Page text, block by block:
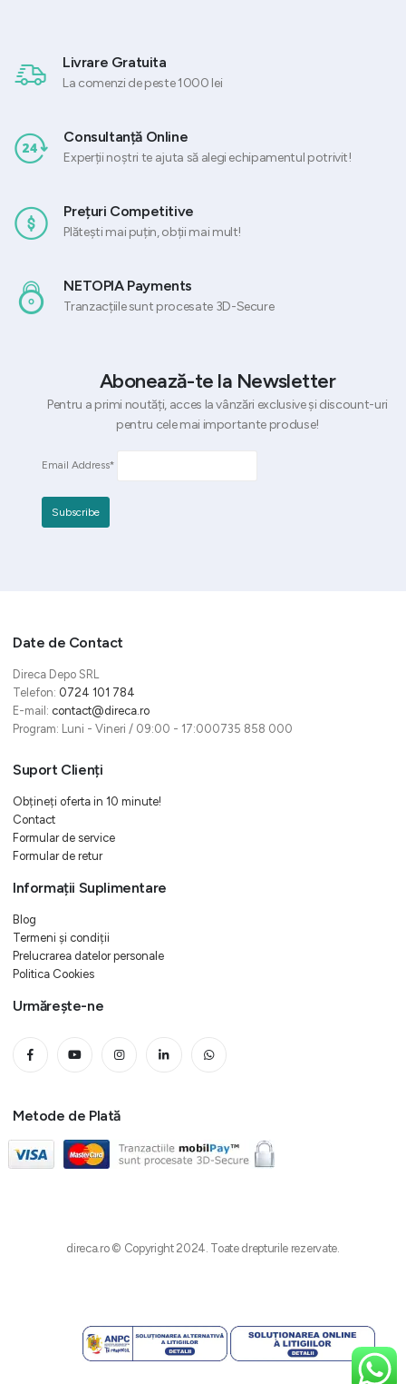
Livrare Gratuita
La comenzi de peste 1000 lei
Consultanță Online
Experții noștri te ajuta să alegi echipamentul potrivit!
Prețuri Competitive
Plătești mai puțin, obții mai mult!
NETOPIA Payments
Tranzacțiile sunt procesate 3D-Secure
Abonează-te la Newsletter
Pentru a primi noutăți, acces la vânzări exclusive și discount-uri
pentru cele mai importante produse!
Email Address*
Date de Contact
Direca Depo SRL
Telefon: 0724 101 784
E-mail: contact@direca.ro
Program: Luni - Vineri / 09:00 - 17:000735 858 000
Suport Clienți
Obțineți oferta in 10 minute!
Contact
Formular de service
Formular de retur
Informații Suplimentare
Blog
Termeni și condiții
Prelucrarea datelor personale
Politica Cookies
Urmărește-ne
Metode de Plată
direca.ro © Copyright 2024. Toate drepturile rezervate.